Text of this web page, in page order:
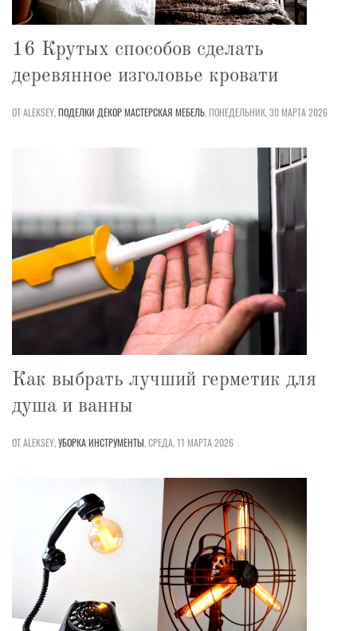
16 Крутых способов сделать
деревянное изголовье кровати
ОТ ALEKSEY,ПОДЕЛКИ ДЕКОРМАСТЕРСКАЯ МЕБЕЛЬ,ПОНЕДЕЛЬНИК, 30 МАРТА 2026
Как выбрать лучший герметик для
душа и ванны
ОТ ALEKSEY,УБОРКАИНСТРУМЕНТЫ,СРЕДА, 11 МАРТА 2026